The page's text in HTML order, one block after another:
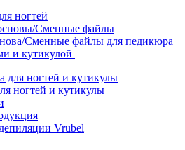
ногтей
Сменные файлы
Сменные файлы для педикюра
и кутикулой
для ногтей и кутикулы
ногтей и кутикулы
Vrubel